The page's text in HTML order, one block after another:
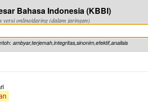
Bahasa Indonesia (KBBI)
versi online/daring (dalam jaringan)
ambyar,terjemah,integritas,sinonim,efektif,analisis